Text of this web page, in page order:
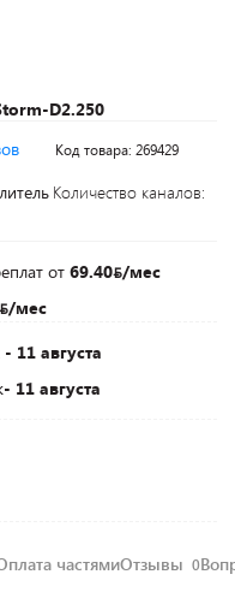
D2.250
Код товара: 269429
Количество каналов:
от 69.40 /мес
/мес
- 11 августа
- 11 августа
частямиОтзывы 0